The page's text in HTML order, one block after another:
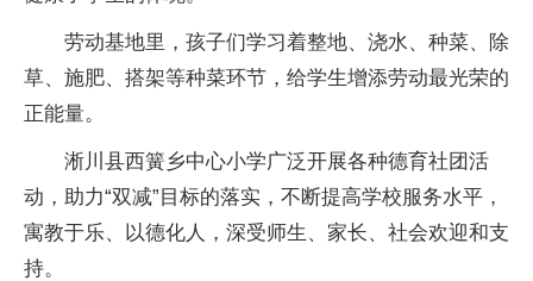
劳动基地里，孩子们学习着整地、浇水、种菜、除
草、施肥、搭架等种菜环节，给学生增添劳动最光荣的
正能量。
淅川县西簧乡中心小学广泛开展各种德育社团活
动，助力“双减”目标的落实，不断提高学校服务水平，
寓教于乐、以德化人，深受师生、家长、社会欢迎和支
持。